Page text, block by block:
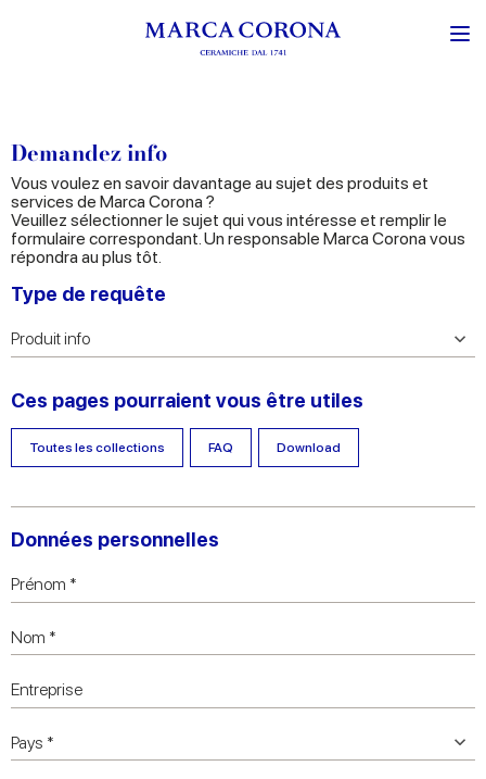
Demandez info
Vous voulez en savoir davantage au sujet des produits et
services de Marca Corona ?
Veuillez sélectionner le sujet qui vous intéresse et remplir le
formulaire correspondant. Un responsable Marca Corona vous
répondra au plus tôt.
Type de requête
Ces pages pourraient vous être utiles
Toutes les collections FAQ Download
Données personnelles